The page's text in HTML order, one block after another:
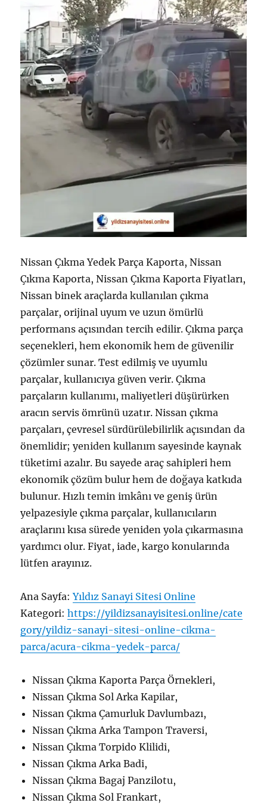
Nissan Çıkma Yedek Parça Kaporta, Nissan
Çıkma Kaporta, Nissan Çıkma Kaporta Fiyatları,
Nissan binek araçlarda kullanılan çıkma
parçalar, orijinal uyum ve uzun ömürlü
performans açısından tercih edilir. Çıkma parça
seçenekleri, hem ekonomik hem de güvenilir
çözümler sunar. Test edilmiş ve uyumlu
parçalar, kullanıcıya güven verir. Çıkma
parçaların kullanımı, maliyetleri düşürürken
aracın servis ömrünü uzatır. Nissan çıkma
parçaları, çevresel sürdürülebilirlik açısından da
önemlidir; yeniden kullanım sayesinde kaynak
tüketimi azalır. Bu sayede araç sahipleri hem
ekonomik çözüm bulur hem de doğaya katkıda
bulunur. Hızlı temin imkânı ve geniş ürün
yelpazesiyle çıkma parçalar, kullanıcıların
araçlarını kısa sürede yeniden yola çıkarmasına
yardımcı olur. Fiyat, iade, kargo konularında
lütfen arayınız.
Ana Sayfa:Yıldız Sanayi Sitesi Online
Kategori:https://yildizsanayisitesi.online/cate
gory/yildiz-sanayi-sitesi-online-cikma-
parca/acura-cikma-yedek-parca/
Nissan Çıkma Kaporta Parça Örnekleri,
Nissan Çıkma Sol Arka Kapilar,
Nissan Çıkma Çamurluk Davlumbazı,
Nissan Çıkma Arka Tampon Traversi,
Nissan Çıkma Torpido Klilidi,
Nissan Çıkma Arka Badi,
Nissan Çıkma Bagaj Panzilotu,
Nissan Çıkma Sol Frankart,